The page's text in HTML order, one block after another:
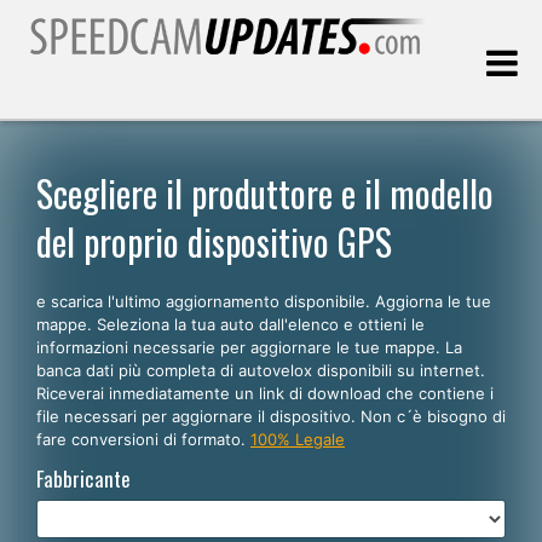
Clienti
SCEGLI LA LINGUA
Italiano
English
Español
Português
Scegliere il produttore e il modello
del proprio dispositivo GPS
e scarica l'ultimo aggiornamento disponibile. Aggiorna le tue
mappe. Seleziona la tua auto dall'elenco e ottieni le
informazioni necessarie per aggiornare le tue mappe. La
banca dati più completa di autovelox disponibili su internet.
Riceverai inmediatamente un link di download che contiene i
file necessari per aggiornare il dispositivo. Non c´è bisogno di
fare conversioni di formato. 100% Legale
Fabbricante